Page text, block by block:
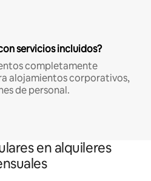
servicios incluidos?
completamente
alojamientos corporativos,
de personal.
en alquileres